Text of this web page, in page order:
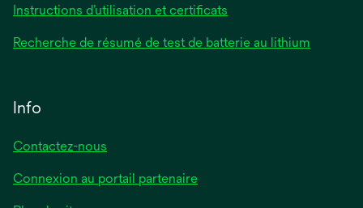
Instructions d’utilisation et certificats
Recherche de résumé de test de batterie au lithium
Info
Contactez-nous
Connexion au portail partenaire